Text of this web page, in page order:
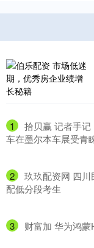
1
拾贝赢 记者手
车在墨尔本车展受青
2
玖玖配资网 四
配低分段考生
3 财富加 华为鸿